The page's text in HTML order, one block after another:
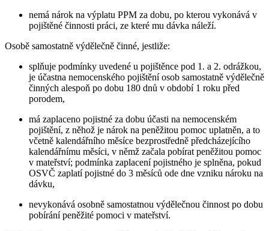
nemá nárok na výplatu PPM za dobu, po kterou vykonává v
pojištěné činnosti práci, ze které mu dávka náleží.
Osobě samostatně výdělečně činné, jestliže:
splňuje podmínky uvedené u pojištěnce pod 1. a 2. odrážkou,
je účastna nemocenského pojištění osob samostatně výdělečně
činných alespoň po dobu 180 dnů v období 1 roku před
porodem,
má zaplaceno pojistné za dobu účasti na nemocenském
pojištění, z něhož je nárok na peněžitou pomoc uplatněn, a to
včetně kalendářního měsíce bezprostředně předcházejícího
kalendářnímu měsíci, v němž začala pobírat peněžitou pomoc
v mateřství; podmínka zaplacení pojistného je splněna, pokud
OSVČ zaplatí pojistné do 3 měsíců ode dne vzniku nároku na
dávku,
nevykonává osobně samostatnou výdělečnou činnost po dobu
pobírání peněžité pomoci v mateřství.